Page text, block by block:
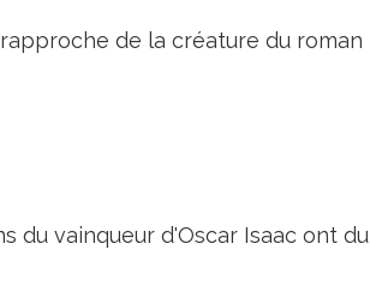
de la créature du roman
du vainqueur d'Oscar Isaac ont du